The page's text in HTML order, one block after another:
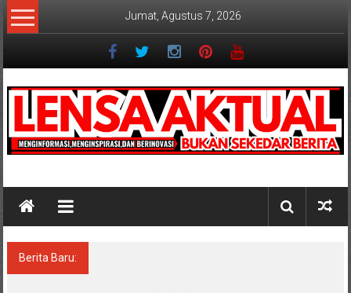
Lompat
ke
Jumat, Agustus 7, 2026
Berita Baru: